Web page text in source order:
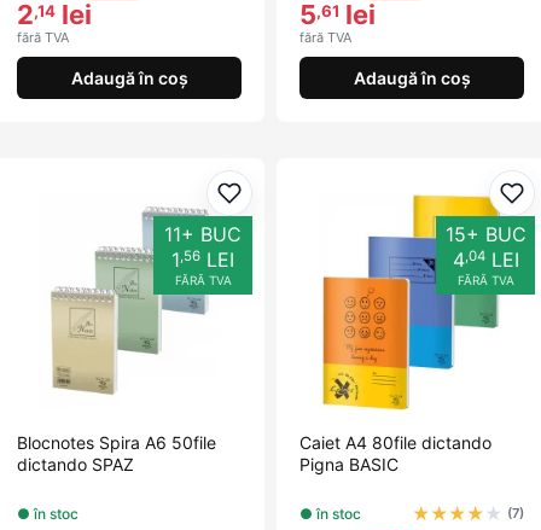
2,14 lei
fără TVA
Adaugă în coș
5,61 lei
fără TVA
Adaugă în coș
Adaugă la favorite
11+ BUC
1 ,56 LEI
FĂRĂ TVA
Blocnotes Spira A6 50file
dictando SPAZ
● în stoc
15+ BUC
4 ,04LEI
FĂRĂ TVA
Caiet A4 80file dictando
Pigna BASIC
● în stoc ★★★★ ★ (7)